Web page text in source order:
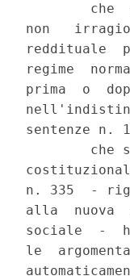
che
non
reddituale
regime
prima  o
sentenze n.
che
n. 335  -
alla  nuova
sociale  -
le